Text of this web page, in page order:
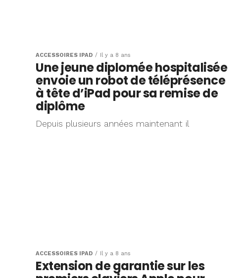
ACCESSOIRES IPAD Il y a 8 ans
Une jeune diplomée hospitalisée
envoie un robot de téléprésence
à tête d’iPad pour sa remise de
diplôme
Depuis plusieurs années maintenant il
ACCESSOIRES IPAD Il y a 8 ans
Extension de garantie sur les